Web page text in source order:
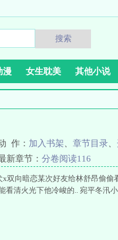
搜索
漫 女生耽美 其他小说
作： 加入书架 章节目录
新章节： 分卷阅读116
向暗恋某次好友给林舒昂偷偷
清火光下他冷峻的.. 宛平冬汛